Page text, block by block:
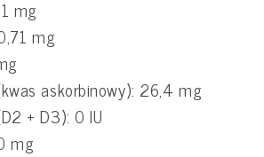
mg
mg
askorbinowy): 26,4 mg
+ D3): 0 IU
mg